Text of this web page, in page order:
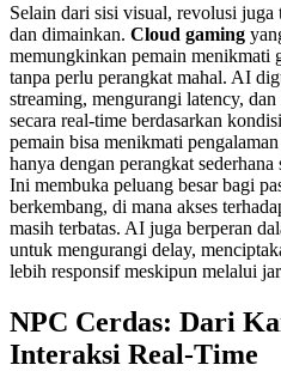
Selain dari sisi visual, revolusi juga
dan dimainkan. Cloud gaming
memungkinkan pemain menikmati
tanpa perlu perangkat mahal. AI
streaming, mengurangi latency,
secara real-time berdasarkan
pemain bisa menikmati
hanya dengan perangkat
Ini membuka peluang besar bagi
berkembang, di mana akses
masih terbatas. AI juga berperan
untuk mengurangi delay,
lebih responsif meskipun melalui
NPC Cerdas: Dari
Interaksi Real-Time